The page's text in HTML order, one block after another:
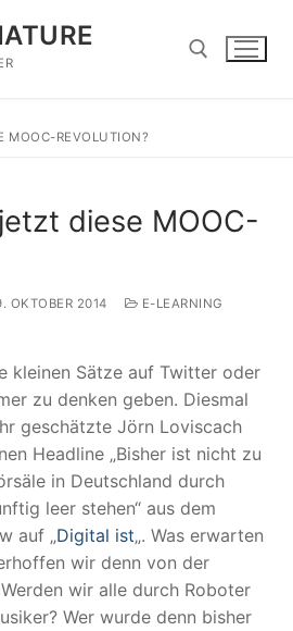
Suchen nach:
MOOC-REVOLUTION?
diese MOOC-
OKTOBER 2014
E-LEARNING
kleinen Sätze auf Twitter oder
zu denken geben. Diesmal
geschätzte Jörn Loviscach
Headline „Bisher ist nicht zu
in Deutschland durch
leer stehen“ aus dem
auf „Digital ist„. Was erwarten
wir denn von der
wir alle durch Roboter
Wer wurde denn bisher